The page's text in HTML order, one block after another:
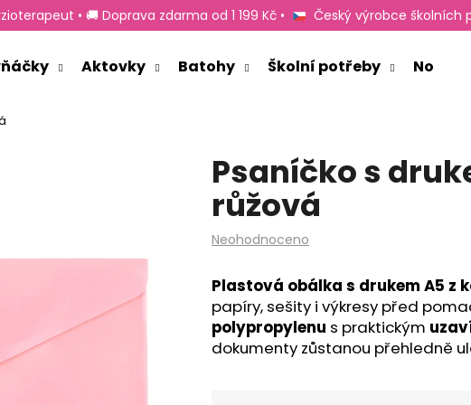
• 🚚 Doprava zdarma od 1 199 Kč • Český výrobce školních
Aktovky Batohy Školní potřeby Novinky
Průměrné
je
0,0
z
5
hvězdiček.
Neohodnoceno
Psaníčko s
růžová
Plastová obálka s drukem A5 z
papíry, sešity i výkresy před
polypropylenu s praktickým
dokumenty zůstanou přehledně
HLEDAT